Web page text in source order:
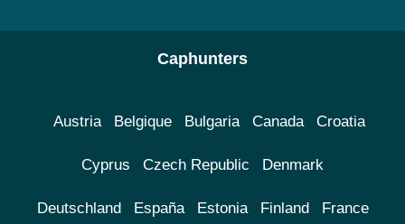
Caphunters
Austria Belgique Bulgaria Canada Croatia
Cyprus Czech Republic Denmark
Deutschland España Estonia Finland France